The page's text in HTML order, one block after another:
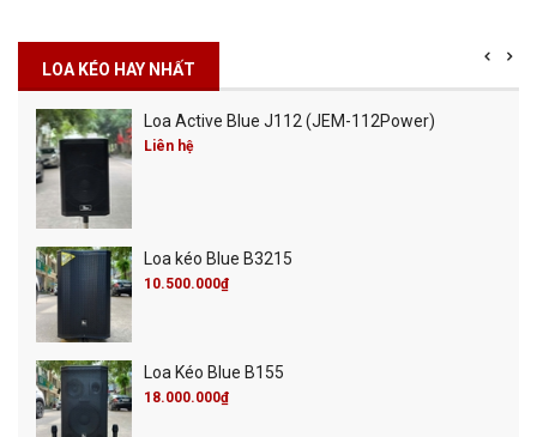
LOA KÉO HAY NHẤT
Loa Active Blue J112 (JEM-112Power)
Liên hệ
Loa kéo Blue B3215
10.500.000₫
Loa Kéo Blue B155
18.000.000₫